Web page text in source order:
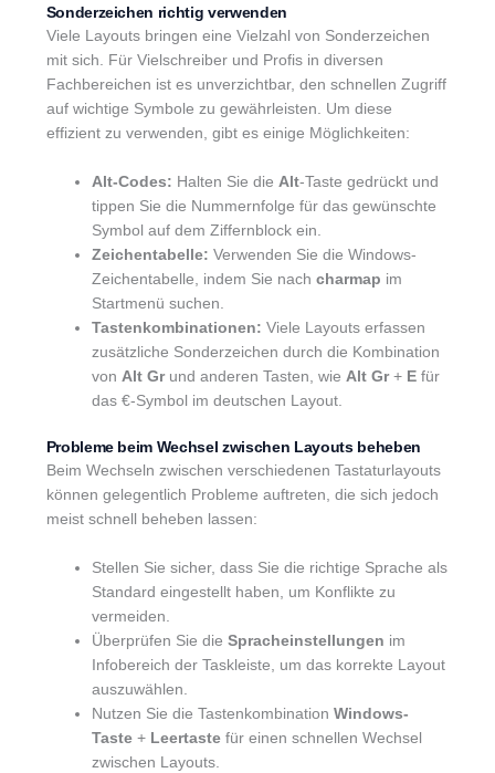
Sonderzeichen richtig verwenden
Viele Layouts bringen eine Vielzahl von Sonderzeichen
mit sich. Für Vielschreiber und Profis in diversen
Fachbereichen ist es unverzichtbar, den schnellen Zugriff
auf wichtige Symbole zu gewährleisten. Um diese
effizient zu verwenden, gibt es einige Möglichkeiten:
Alt-Codes: Halten Sie die Alt-Taste gedrückt und
tippen Sie die Nummernfolge für das gewünschte
Symbol auf dem Ziffernblock ein.
Zeichentabelle: Verwenden Sie die Windows-
Zeichentabelle, indem Sie nach charmap im
Startmenü suchen.
Tastenkombinationen: Viele Layouts erfassen
zusätzliche Sonderzeichen durch die Kombination
von Alt Grund anderen Tasten, wie Alt Gr+ Efür
das €-Symbol im deutschen Layout.
Probleme beim Wechsel zwischen Layouts beheben
Beim Wechseln zwischen verschiedenen Tastaturlayouts
können gelegentlich Probleme auftreten, die sich jedoch
meist schnell beheben lassen:
Stellen Sie sicher, dass Sie die richtige Sprache als
Standard eingestellt haben, um Konflikte zu
vermeiden.
Überprüfen Sie die Spracheinstellungen im
Infobereich der Taskleiste, um das korrekte Layout
auszuwählen.
Nutzen Sie die Tastenkombination Windows-
Taste+ Leertastefür einen schnellen Wechsel
zwischen Layouts.